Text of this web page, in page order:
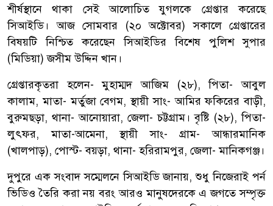
শীর্ষস্থানে থাকা সেই আলোচিত যুগলকে গ্রেপ্তার করেছে
সিআইডি। আজ সোমবার (২০ অক্টোবর) সকালে গ্রেপ্তারের
বিষয়টি নিশ্চিত করেছেন সিআইডির বিশেষ পুলিশ সুপার
(মিডিয়া) জসীম উদ্দিন খান।
গ্রেপ্তারকৃতরা হলেন- মুহাম্মদ আজিম (২৮), পিতা- আবুল
কালাম, মাতা- মর্তুজা বেগম, স্থায়ী সাং- আমির ফকিরের বাড়ী,
বুরুমছড়া, থানা- আনোয়ারা, জেলা- চট্টগ্রাম। বৃষ্টি (২৮), পিতা-
লুৎফর, মাতা-আমেনা, স্থায়ী সাং- গ্রাম- আন্ধারমানিক
(খালপাড়), পোস্ট- বয়ড়া, থানা- হরিরামপুর, জেলা- মানিকগঞ্জ।
দুপুরে এক সংবাদ সম্মেলনে সিআইডি জানায়, শুধু নিজেরাই পর্ন
ভিডিও তৈরি করা নয় বরং আরও মানুষদেরকে এ জগতে সম্পৃক্ত